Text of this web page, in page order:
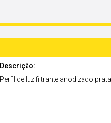
Descrição:
Perfil de luz filtrante anodizado prata.